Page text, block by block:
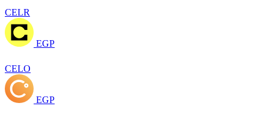
CELR
EGP
CELO
EGP